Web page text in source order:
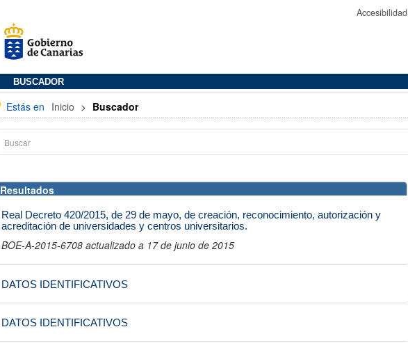
Accesibilidad
BUSCADOR
Estás en Inicio > Buscador
Resultados
Real Decreto 420/2015, de 29 de mayo, de creación, reconocimiento, autorización y
acreditación de universidades y centros universitarios.
BOE-A-2015-6708 actualizado a 17 de junio de 2015
DATOS IDENTIFICATIVOS
DATOS IDENTIFICATIVOS